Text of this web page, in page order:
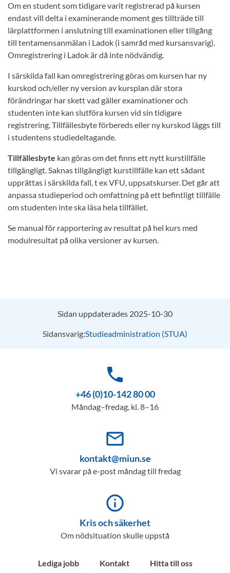
Om en student som tidigare varit registrerad på kursen
endast vill delta i examinerande moment ges tillträde till
lärplattformen i anslutning till examinationen eller tillgång
till tentamensanmälan i Ladok (i samråd med kursansvarig).
Omregistrering i Ladok är då inte nödvändig.
I särskilda fall kan omregistrering göras om kursen har ny
kurskod och/eller ny version av kursplan där stora
förändringar har skett vad gäller examinationer och
studenten inte kan slutföra kursen vid sin tidigare
registrering. Tillfällesbyte förbereds eller ny kurskod läggs till
i studentens studiedeltagande.
Tillfällesbyte kan göras om det finns ett nytt kurstillfälle
tillgängligt. Saknas tillgängligt kurstillfälle kan ett sådant
upprättas i särskilda fall, t ex VFU, uppsatskurser. Det går att
anpassa studieperiod och omfattning på ett befintligt tillfälle
om studenten inte ska läsa hela tillfället.
Se manual för rapportering av resultat på hel kurs med
modulresultat på olika versioner av kursen.
Sidan uppdaterades 2025-10-30
Sidansvarig:Studieadministration (STUA)
phone
+46 (0)10-142 80 00
Måndag–fredag, kl. 8–16
mail_outline
kontakt@miun.se
Vi svarar på e-post måndag till fredag
info_outline
Kris och säkerhet
Om nödsituation skulle uppstå
Lediga jobb Kontakt
Hitta till oss